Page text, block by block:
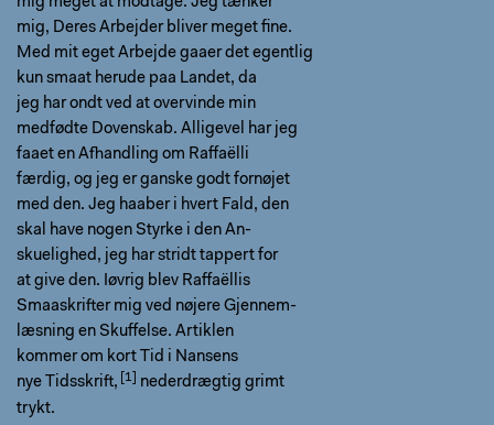
mig, Deres Arbejder bliver meget fine.
Med mit eget Arbejde gaaer det egentlig
kun smaat herude paa Landet, da
jeg har ondt ved at overvinde min
medfødte Dovenskab. Alligevel har jeg
faaet en Afhandling om Raffaëlli
færdig, og jeg er ganske godt fornøjet
med den. Jeg haaber i hvert Fald, den
skal have nogen Styrke i den An-
skuelighed, jeg har stridt tappert for
at give den. Iøvrig blev Raffaëllis
Smaaskrifter mig ved nøjere Gjennem-
læsning en Skuffelse. Artiklen
kommer om kort Tid i Nansens
nye Tidsskrift,
nederdrægtig grimt
trykt.